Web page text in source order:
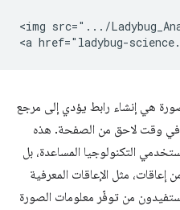
<img src=".../
إنشاء رابط يؤدي إلى مرجع
وقت لاحق من الصفحة. هذه
التكنولوجيا المساعدة، بل
مثل الإعاقات المعرفية
من توفّر معلومات الصورة